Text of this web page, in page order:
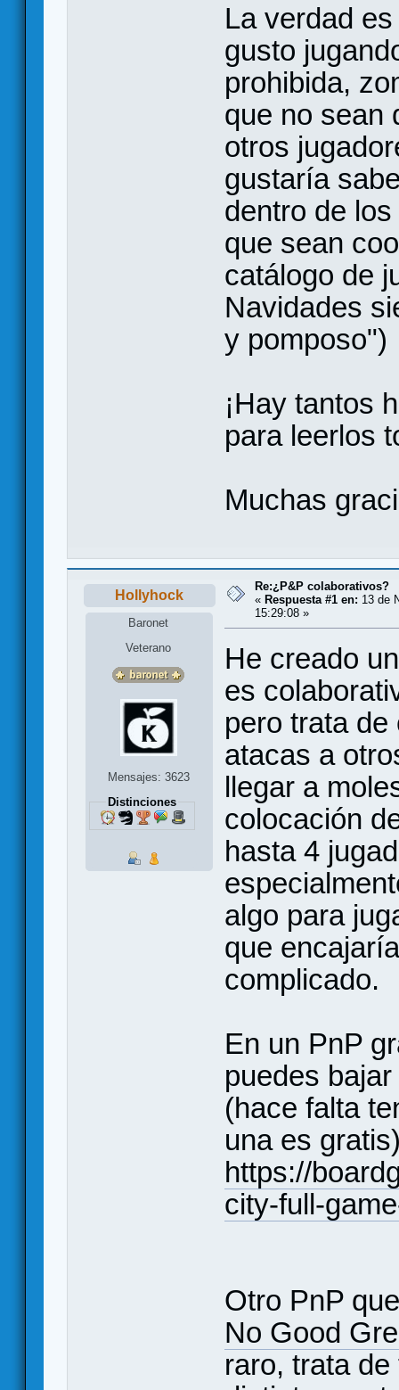
La verdad
gusto
prohibida,
que no sean
otros
gustaría
dentro de
que sean
catálogo de
Navidades
y pomposo")
¡Hay tantos
para leerlos
Muchas
Hollyhock
Baronet
Veterano
Mensajes: 3623
Distinciones
Re:¿P&P colaborativos?
« Respuesta #1 en: 13 de
15:29:08 »
He creado
es
pero trata
atacas a
llegar a
colocación
hasta 4
algo para
que
complicado.
En un PnP
puedes
(hace falta
una es
https://
city-full-
Otro PnP
No Good
raro, trata